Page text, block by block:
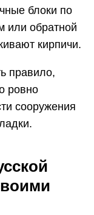
блоки по
или обратной
кирпичи.
правило,
ровно
сооружения